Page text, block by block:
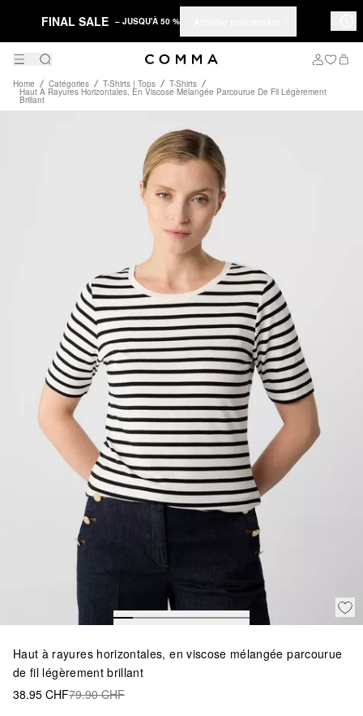
FINAL SALE – JUSQU'À 50 %
Home Catégories T-Shirts | Tops T-Shirts
Haut À Rayures Horizontales, En Viscose Mélangée Parcourue De Fil Légèrement
Brillant
Haut à rayures horizontales, en viscose mélangée parcourue
de fil légèrement brillant
38.95 CHF79.90 CHF